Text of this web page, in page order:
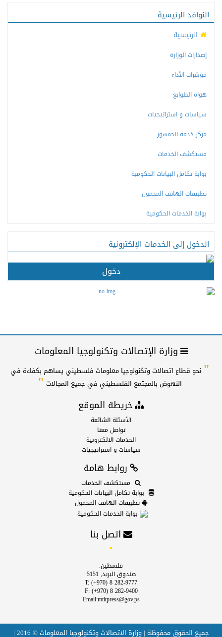
النوافد الرئيسية
الرئيسية
إصدارات الوزارة
مؤشرات الأداء
هواة الطوابع
سياسات و استراتيجيات
مركز خدمة الجمهور
مستكشف الخدمات
بوابة تكامل البيانات الحكومبة
تطبيقات الهاتف المحمول
بوابة الخدمات الحكومية
الدخول إلى الخدمات الإلكترونية
دخول
وزارة الإتصالات وتكنولوجيا المعلومات
" نحو قطاع اتصالات وتكنولوجيا معلومات فلسطيني يساهم بكفاءة في
النهوض بالمجتمع الفلسطيني في جميع المجالات"
خريطة الموقع
الأسئلة الشائعة
تواصل معنا
الخدمات الالكترونية
سياسات و استراتيجيات
روابط هامة
مستكشف الخدمات
بوابة تكامل البيانات الحكومية
تطبيقات الهاتف المحمول
بوابة الخدمات الحكومية
اتصل بنا
فلسطين.
صندوق البريد, 5151
T: (+970) 8 282-9777
F: (+970) 8 282-9400
Email:mtitpress@gov.ps
جميع الحقوق محفوظة | وزارة الاتصالات وتكنولوجيا المعلومات © 2016 |